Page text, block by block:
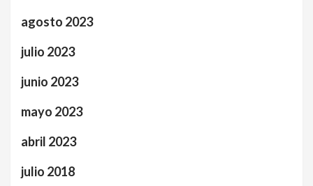
agosto 2023
julio 2023
junio 2023
mayo 2023
abril 2023
julio 2018